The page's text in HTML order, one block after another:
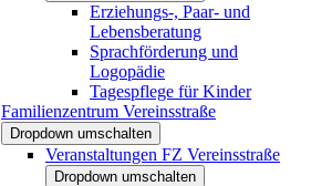
Erziehungs-, Paar- und
Lebensberatung
Sprachförderung und
Logopädie
Tagespflege für Kinder
Familienzentrum Vereinsstraße
Dropdown umschalten
Veranstaltungen FZ Vereinsstraße
Dropdown umschalten